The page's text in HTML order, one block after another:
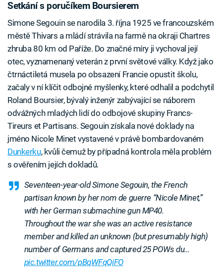
Setkání s poručíkem Boursierem
Simone Segouin se narodila 3. října 1925 ve francouzském
městě Thivars a mládí strávila na farmě na okraji Chartres
zhruba 80 km od Paříže. Do značné míry ji vychoval její
otec, vyznamenaný veterán z první světové války. Když jako
čtrnáctiletá musela po obsazení Francie opustit školu,
začaly v ní klíčit odbojné myšlenky, které odhalil a podchytil
Roland Boursier, bývalý inženýr zabývající se náborem
odvážných mladých lidí do odbojové skupiny Francs-
Tireurs et Partisans. Segouin získala nové doklady na
jméno Nicole Minet vystavené v právě bombardovaném
Dunkerku, kvůli čemuž by případná kontrola měla problém
s ověřením jejích dokladů.
Seventeen-year-old Simone Segouin, the French
partisan known by her nom de guerre “Nicole Minet,”
with her German submachine gun MP40.
Throughout the war she was an active resistance
member and killed an unknown (but presumably high)
number of Germans and captured 25 POWs du…
pic.twitter.com/pBqWFqQiFO